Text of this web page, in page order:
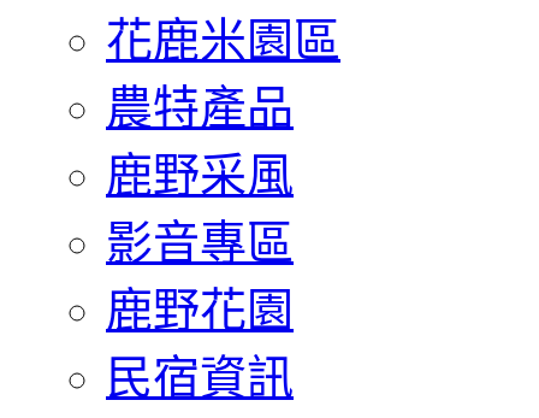
花鹿米園區
農特產品
鹿野采風
影音專區
鹿野花園
民宿資訊